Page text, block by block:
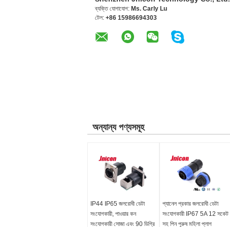
ব্যক্তি যোগাযোগ: Ms. Carly Lu
টেল: +86 15986694303
অন্যান্য পণ্যসমূহ
IP44 IP65 জলরোধী ডেটা
সংযোগকারী, পাওয়ার কন
সংযোগকারী সোজা এবং 90 ডিগ্রি
প্যানেল প্রকার জলরোধী ডেটা
সংযোগকারী IP67 5A 12 সকেট
সহ পিন পুরুষ মহিলা প্লাগ